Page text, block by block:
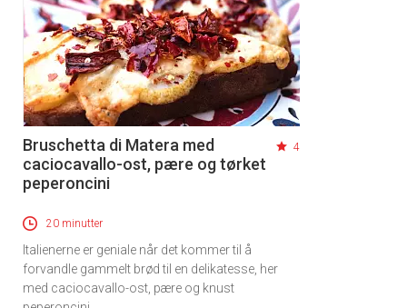
Bruschetta di Matera med
caciocavallo-ost, pære og tørket
peperoncini
4
20 minutter
Italienerne er geniale når det kommer til å
forvandle gammelt brød til en delikatesse, her
med caciocavallo-ost, pære og knust